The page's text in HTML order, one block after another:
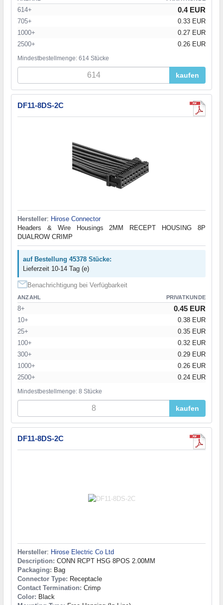
614+ 0.4 EUR
705+
0.33 EUR
1000+
0.27 EUR
2500+
0.26 EUR
Mindestbestellmenge: 614 Stücke
kaufen
DF11-8DS-2C
Hersteller: Hirose Connector
Headers & Wire Housings 2MM RECEPT HOUSING 8P
DUALROW CRIMP
auf Bestellung 45378 Stücke:
Lieferzeit 10-14 Tag (e)
Benachrichtigung bei Verfügbarkeit
ANZAHL PRIVATKUNDE
8+ 0.45 EUR
10+
0.38 EUR
25+
0.35 EUR
100+
0.32 EUR
300+
0.29 EUR
1000+
0.26 EUR
2500+
0.24 EUR
Mindestbestellmenge: 8 Stücke
kaufen
DF11-8DS-2C
Hersteller: Hirose Electric Co Ltd
Description: CONN RCPT HSG 8POS 2.00MM
Packaging: Bag
Connector Type: Receptacle
Contact Termination: Crimp
Color: Black